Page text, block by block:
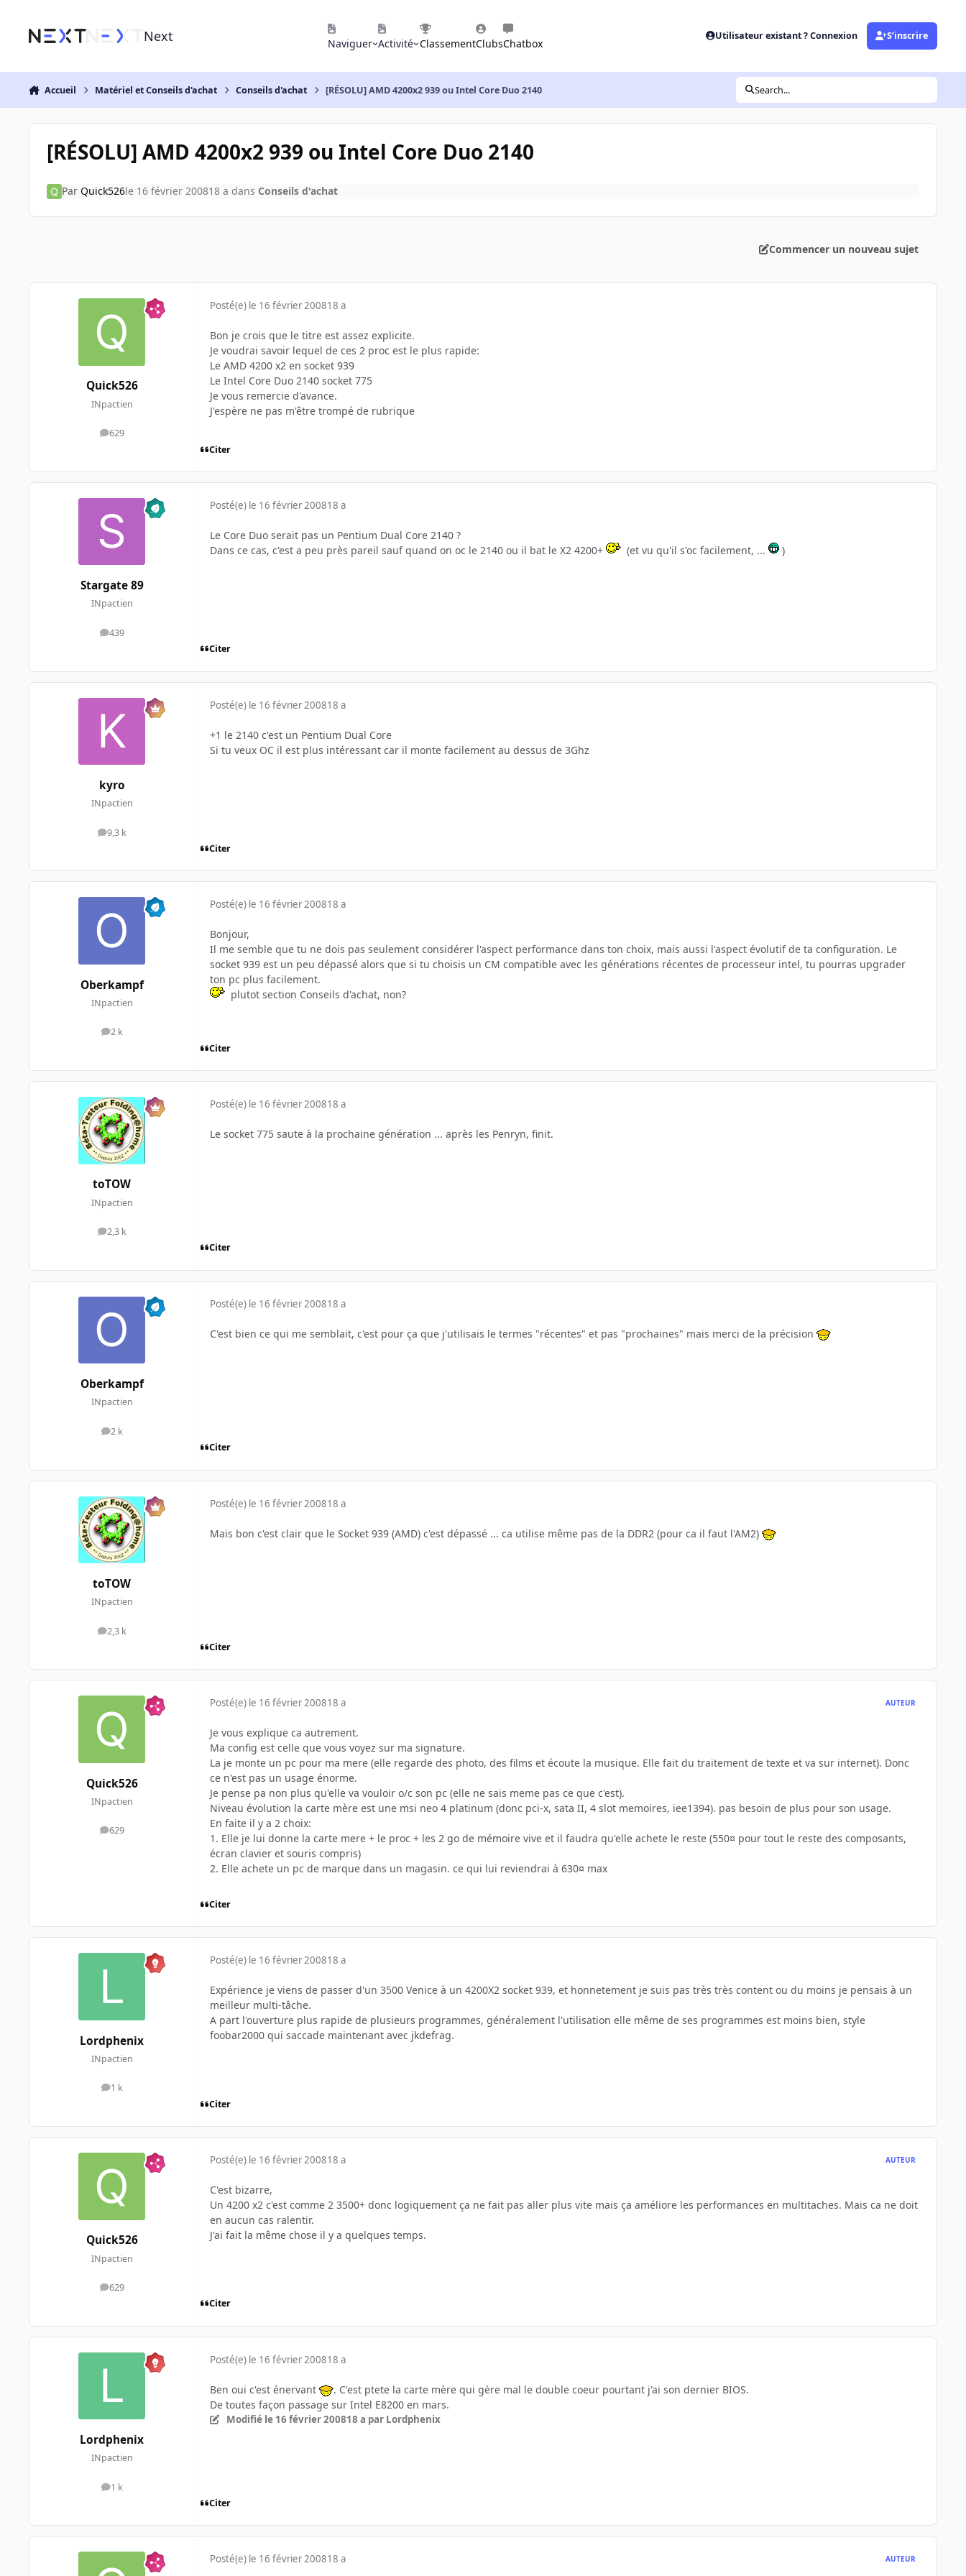
Next Naviguer Activité ClassementClubsChatbox
Utilisateur existant ? Connexion S’inscrire
Accueil Matériel et Conseils d'achat Conseils d'achat [RÉSOLU] AMD 4200x2 939 ou Intel Core Duo 2140 Search...
[RÉSOLU] AMD 4200x2 939 ou Intel Core Duo 2140
Par Quick526le 16 février 200818 a dans Conseils d'achat
Commencer un nouveau sujet
Quick526
INpactien
629
messages
Posté(e) le 16 février 200818 a
Bon je crois que le titre est assez explicite.
Je voudrai savoir lequel de ces 2 proc est le plus rapide:
Le AMD 4200 x2 en socket 939
Le Intel Core Duo 2140 socket 775
Je vous remercie d'avance.
J'espère ne pas m'être trompé de rubrique
Citer
Stargate 89
INpactien
439
messages
Posté(e) le 16 février 200818 a
Le Core Duo serait pas un Pentium Dual Core 2140 ?
Dans ce cas, c'est a peu près pareil sauf quand on oc le 2140 ou il bat le X2 4200+
(et vu qu'il s'oc facilement, ... )
Citer
kyro
INpactien
9,3 k
messages
Posté(e) le 16 février 200818 a
+1 le 2140 c'est un Pentium Dual Core
Si tu veux OC il est plus intéressant car il monte facilement au dessus de 3Ghz
Citer
Oberkampf
INpactien
2 k
messages
Posté(e) le 16 février 200818 a
Bonjour,
Il me semble que tu ne dois pas seulement considérer l'aspect performance dans ton choix, mais aussi l'aspect évolutif de ta configuration. Le
socket 939 est un peu dépassé alors que si tu choisis un CM compatible avec les générations récentes de processeur intel, tu pourras upgrader
ton pc plus facilement.
plutot section Conseils d'achat, non?
Citer
toTOW
INpactien
2,3 k
messages
Posté(e) le 16 février 200818 a
Le socket 775 saute à la prochaine génération ... après les Penryn, finit.
Citer
Oberkampf
INpactien
2 k
messages
Posté(e) le 16 février 200818 a
C'est bien ce qui me semblait, c'est pour ça que j'utilisais le termes "récentes" et pas "prochaines" mais merci de la précision
Citer
toTOW
INpactien
2,3 k
messages
Posté(e) le 16 février 200818 a
Mais bon c'est clair que le Socket 939 (AMD) c'est dépassé ... ca utilise même pas de la DDR2 (pour ca il faut l'AM2)
Citer
Quick526
INpactien
629
messages
Posté(e) le 16 février 200818 a AUTEUR
Je vous explique ca autrement.
Ma config est celle que vous voyez sur ma signature.
La je monte un pc pour ma mere (elle regarde des photo, des films et écoute la musique. Elle fait du traitement de texte et va sur internet). Donc
ce n'est pas un usage énorme.
Je pense pa non plus qu'elle va vouloir o/c son pc (elle ne sais meme pas ce que c'est).
Niveau évolution la carte mère est une msi neo 4 platinum (donc pci-x, sata II, 4 slot memoires, iee1394). pas besoin de plus pour son usage.
En faite il y a 2 choix:
1. Elle je lui donne la carte mere + le proc + les 2 go de mémoire vive et il faudra qu'elle achete le reste (550¤ pour tout le reste des composants,
écran clavier et souris compris)
2. Elle achete un pc de marque dans un magasin. ce qui lui reviendrai à 630¤ max
Citer
Lordphenix
INpactien
1 k
messages
Posté(e) le 16 février 200818 a
Expérience je viens de passer d'un 3500 Venice à un 4200X2 socket 939, et honnetement je suis pas très très content ou du moins je pensais à un
meilleur multi-tâche.
A part l'ouverture plus rapide de plusieurs programmes, généralement l'utilisation elle même de ses programmes est moins bien, style
foobar2000 qui saccade maintenant avec jkdefrag.
Citer
Quick526
INpactien
629
messages
Posté(e) le 16 février 200818 a AUTEUR
C'est bizarre,
Un 4200 x2 c'est comme 2 3500+ donc logiquement ça ne fait pas aller plus vite mais ça améliore les performances en multitaches. Mais ca ne doit
en aucun cas ralentir.
J'ai fait la même chose il y a quelques temps.
Citer
Lordphenix
INpactien
1 k
messages
Posté(e) le 16 février 200818 a
Ben oui c'est énervant
. C'est ptete la carte mère qui gère mal le double coeur pourtant j'ai son dernier BIOS.
De toutes façon passage sur Intel E8200 en mars.
Modifié le 16 février 200818 a par Lordphenix
Citer
Posté(e) le 16 février 200818 a AUTEUR